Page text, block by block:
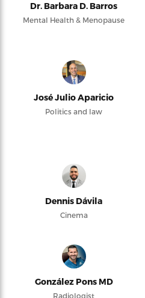
Dr. Barbara D. Barros
Mental Health & Menopause
José Julio Aparicio
Politics and law
Dennis Dávila
Cinema
González Pons MD
Radiologist